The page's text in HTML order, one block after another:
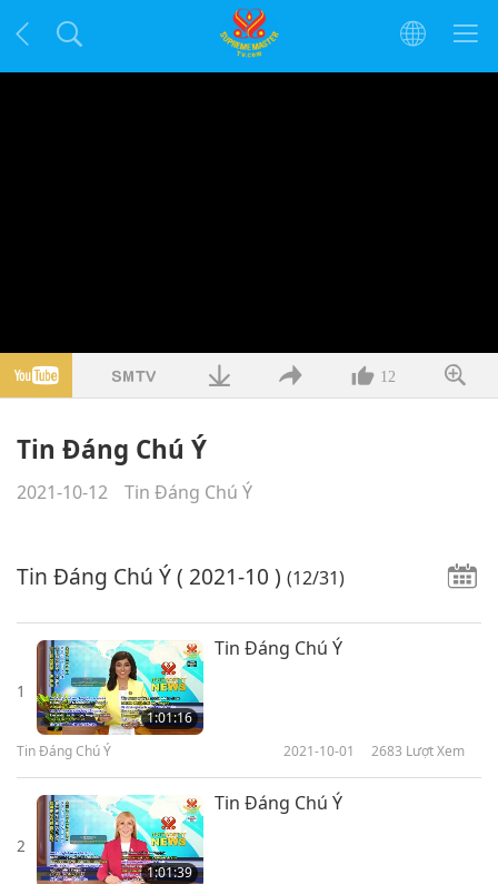
12
Tin Đáng Chú Ý
2021-10-12 Tin Đáng Chú Ý
Tin Đáng Chú Ý( 2021-10 ) (12/31)
1
1:01:16
Tin Đáng Chú Ý
Tin Đáng Chú Ý 2021-10-01 2683 Lượt Xem
2
1:01:39
Tin Đáng Chú Ý